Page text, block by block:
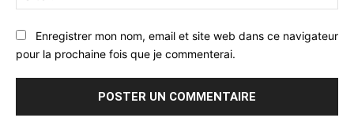
:
Enregistrer mon nom, email et site web dans ce navigateur
pour la prochaine fois que je commenterai.